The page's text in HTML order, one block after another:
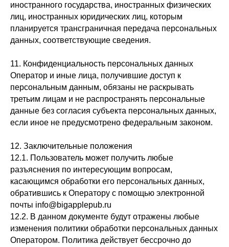
иностранного государства, иностранных физических
лиц, иностранных юридических лиц, которым
планируется трансграничная передача персональных
данных, соответствующие сведения.
11. Конфиденциальность персональных данных
Оператор и иные лица, получившие доступ к
персональным данным, обязаны не раскрывать
третьим лицам и не распространять персональные
данные без согласия субъекта персональных данных,
если иное не предусмотрено федеральным законом.
12. Заключительные положения
12.1. Пользователь может получить любые
разъяснения по интересующим вопросам,
касающимся обработки его персональных данных,
обратившись к Оператору с помощью электронной
почты info@bigapplepub.ru
12.2. В данном документе будут отражены любые
изменения политики обработки персональных данных
Оператором. Политика действует бессрочно до